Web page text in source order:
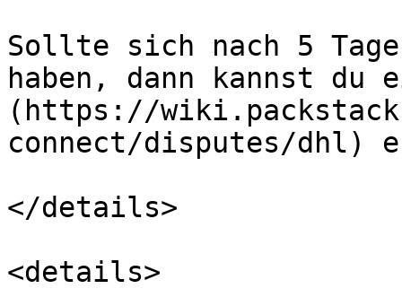
Sollte sich nach 5
haben, dann kannst du
(https://
connect/disputes/dhl)
</details>
<details>